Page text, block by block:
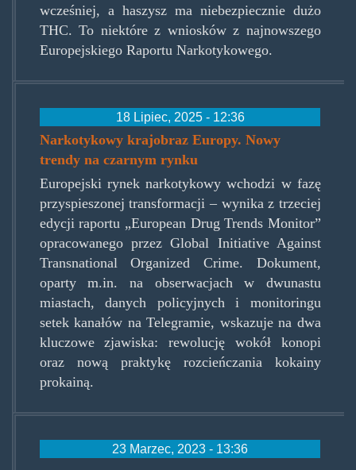
wcześniej, a haszysz ma niebezpiecznie dużo
THC. To niektóre z wniosków z najnowszego
Europejskiego Raportu Narkotykowego.
18 Lipiec, 2025 - 12:36
Narkotykowy krajobraz Europy. Nowy
trendy na czarnym rynku
Europejski rynek narkotykowy wchodzi w fazę
przyspieszonej transformacji – wynika z trzeciej
edycji raportu „European Drug Trends Monitor”
opracowanego przez Global Initiative Against
Transnational Organized Crime. Dokument,
oparty m.in. na obserwacjach w dwunastu
miastach, danych policyjnych i monitoringu
setek kanałów na Telegramie, wskazuje na dwa
kluczowe zjawiska: rewolucję wokół konopi
oraz nową praktykę rozcieńczania kokainy
prokainą.
23 Marzec, 2023 - 13:36